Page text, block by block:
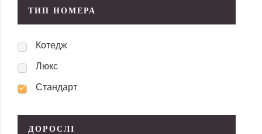
ТИП НОМЕРА
Котедж
Люкс
Стандарт
ДОРОСЛІ